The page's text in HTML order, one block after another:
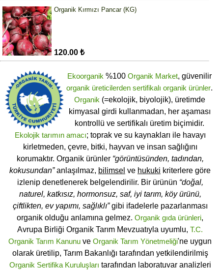
Organik Kırmızı Pancar (KG)
120.00 ₺
Ekoorganik %100 Organik Market, güvenilir
organik üreticilerden sertifikalı organik ürünler.
Organik (=ekolojik, biyolojik), üretimde
kimyasal girdi kullanmadan, her aşaması
kontrollü ve sertifikalı üretim biçimidir.
Ekolojik tarımın amacı; toprak ve su kaynakları ile havayı
kirletmeden, çevre, bitki, hayvan ve insan sağlığını
korumaktır. Organik ürünler “görüntüsünden, tadından,
kokusundan”anlaşılmaz, bilimsel ve hukuki kriterlere göre
izlenip denetlenerek belgelendirilir. Bir ürünün “doğal,
naturel, katkısız, hormonsuz, saf, iyi tarım, köy ürünü,
çiftlikten, ev yapımı, sağlıklı”gibi ifadelerle pazarlanması
organik olduğu anlamına gelmez. Organik gıda ürünleri,
Avrupa Birliği Organik Tarım Mevzuatıyla uyumlu, T.C.
Organik Tarım Kanunu ve Organik Tarım Yönetmeliği'ne uygun
olarak üretilip, Tarım Bakanlığı tarafından yetkilendirilmiş
Organik Sertifika Kuruluşları tarafından laboratuvar analizleri